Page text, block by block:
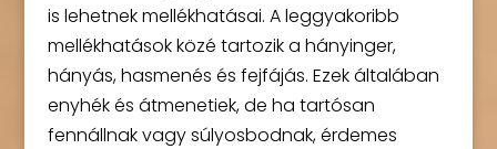
is lehetnek mellékhatásai. A leggyakoribb
mellékhatások közé tartozik a hányinger,
hányás, hasmenés és fejfájás. Ezek általában
enyhék és átmenetiek, de ha tartósan
fennállnak vagy súlyosbodnak, érdemes